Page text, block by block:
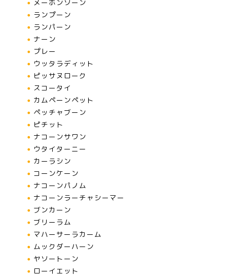
メーホンソーン
ランプーン
ランパーン
ナーン
プレー
ウッタラディット
ピッサヌローク
スコータイ
カムペーンペット
ペッチャブーン
ピチット
ナコーンサワン
ウタイターニー
カーラシン
コーンケーン
ナコーンパノム
ナコーンラーチャシーマー
ブンカーン
ブリーラム
マハーサーラカーム
ムックダーハーン
ヤソートーン
ローイエット